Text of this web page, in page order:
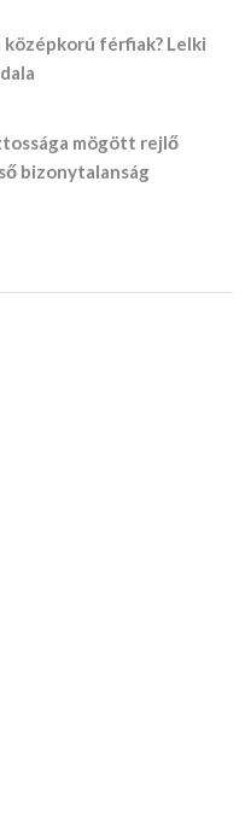
férfiak? Lelki
mögött rejlő
bizonytalanság